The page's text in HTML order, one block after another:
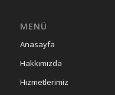
MENÜ
Anasayfa
Hakkımızda
Hizmetlerimiz